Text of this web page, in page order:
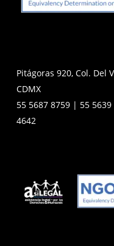
Pitágoras 920, Col. Del
CDMX
55 5687 8759 | 55
4642